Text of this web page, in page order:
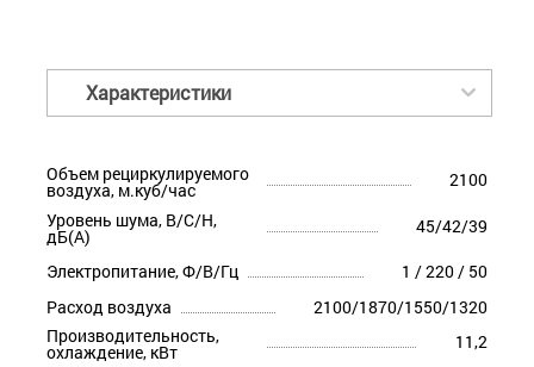
Характеристики
Объем рециркулируемого
воздуха, м.куб/час
2100
Уровень шума, В/С/Н,
дБ(А) 45/42/39
Электропитание, Ф/В/Гц
1 / 220 / 50
Расход воздуха
2100/1870/1550/1320
Производительность,
охлаждение, кВт
11,2